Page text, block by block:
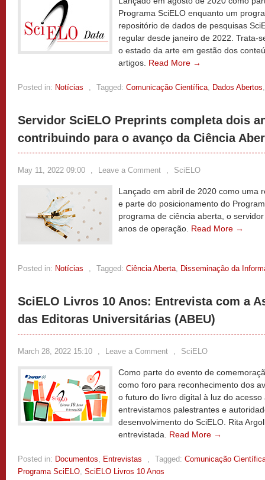
Programa SciELO enquanto um
repositório de dados de pesquisas
regular desde janeiro de 2022. Trata-
o estado da arte em gestão dos
artigos. Read More →
Posted in: Notícias , Tagged: Comunicação Científica, Dados Abertos
Servidor SciELO Preprints completa dois
contribuindo para o avanço da Ciência
May 11, 2022 09:00 , Leave a Comment , SciELO
Lançado em abril de 2020 como uma
e parte do posicionamento do
programa de ciência aberta, o
anos de operação. Read More →
Posted in: Notícias , Tagged: Ciência Aberta, Disseminação da
SciELO Livros 10 Anos: Entrevista com a
das Editoras Universitárias (ABEU)
March 28, 2022 15:10 , Leave a Comment , SciELO
Como parte do evento de
como foro para reconhecimento dos
o futuro do livro digital à luz do
entrevistamos palestrantes e
desenvolvimento do SciELO. Rita
entrevistada. Read More →
Posted in: Documentos, Entrevistas , Tagged: Comunicação
Programa SciELO, SciELO Livros 10 Anos